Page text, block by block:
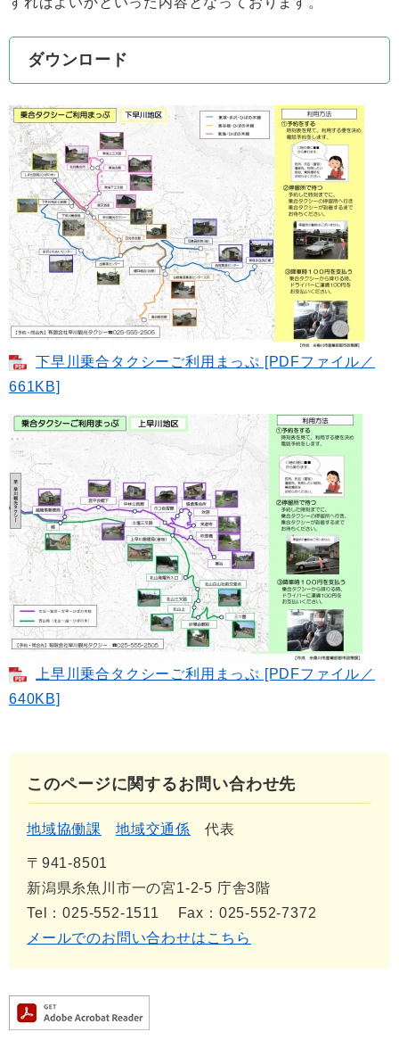
ダウンロード
下早川乗合タクシーご利用まっぷ [PDFファイル／
661KB]
上早川乗合タクシーご利用まっぷ [PDFファイル／
640KB]
このページに関するお問い合わせ先
地域協働課 地域交通係 代表
〒941-8501
新潟県糸魚川市一の宮1-2-5 庁舎3階
Tel：025-552-1511
Fax：025-552-7372
メールでのお問い合わせはこちら